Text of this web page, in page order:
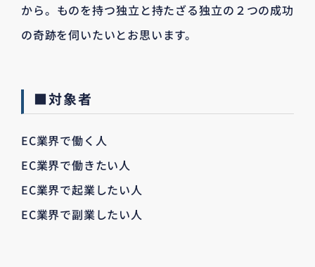
から。ものを持つ独立と持たざる独立の２つの成功
の奇跡を伺いたいとお思います。
■対象者
EC業界で働く人
EC業界で働きたい人
EC業界で起業したい人
EC業界で副業したい人